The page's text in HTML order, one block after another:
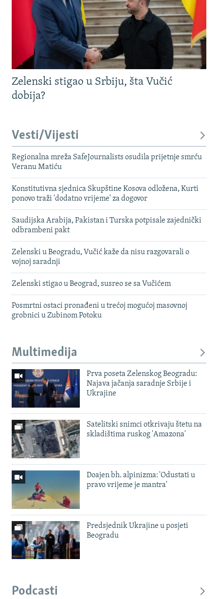
Zelenski stigao u Srbiju, šta Vučić
dobija?
Vesti/Vijesti
Regionalna mreža SafeJournalists osudila prijetnje smrću
Veranu Matiću
Konstitutivna sjednica Skupštine Kosova odložena, Kurti
ponovo traži 'dodatno vrijeme' za dogovor
Saudijska Arabija, Pakistan i Turska potpisale zajednički
odbrambeni pakt
Zelenski u Beogradu, Vučić kaže da nisu razgovarali o
vojnoj saradnji
Zelenski stigao u Beograd, susreo se sa Vučićem
Posmrtni ostaci pronađeni u trećoj mogućoj masovnoj
grobnici u Zubinom Potoku
Multimedija
Prva poseta Zelenskog Beogradu:
Najava jačanja saradnje Srbije i
Ukrajine
Satelitski snimci otkrivaju štetu na
skladištima ruskog 'Amazona'
Doajen bh. alpinizma: 'Odustati u
pravo vrijeme je mantra'
Predsjednik Ukrajine u posjeti
Beogradu
Podcasti